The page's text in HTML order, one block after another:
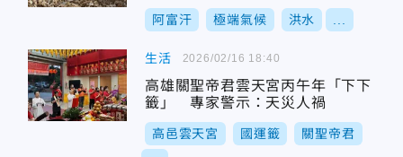
阿富汗 極端氣候 洪水
生活
高雄關聖帝君雲天宮丙午年「下下
籤」 專家警示：天災人禍
高邑雲天宮 國運籤 關聖帝君
2026/02/16 18:40